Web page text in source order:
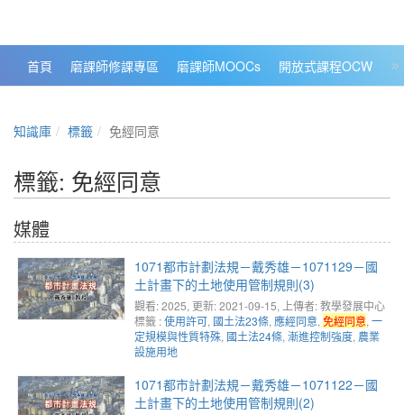
首頁 磨課師修課專區 磨課師MOOCs 開放式課程OCW
知識庫 標籤 免經同意
標籤: 免經同意
媒體
1071都市計劃法規－戴秀雄－1071129－國
土計畫下的土地使用管制規則(3)
觀看: 2025, 更新: 2021-09-15, 上傳者: 教學發展中心
標籤 :使用許可, 國土法23條, 應經同意, 免經同意, 一
定規模與性質特殊, 國土法24條, 漸進控制強度, 農業
設施用地
1071都市計劃法規－戴秀雄－1071122－國
土計畫下的土地使用管制規則(2)